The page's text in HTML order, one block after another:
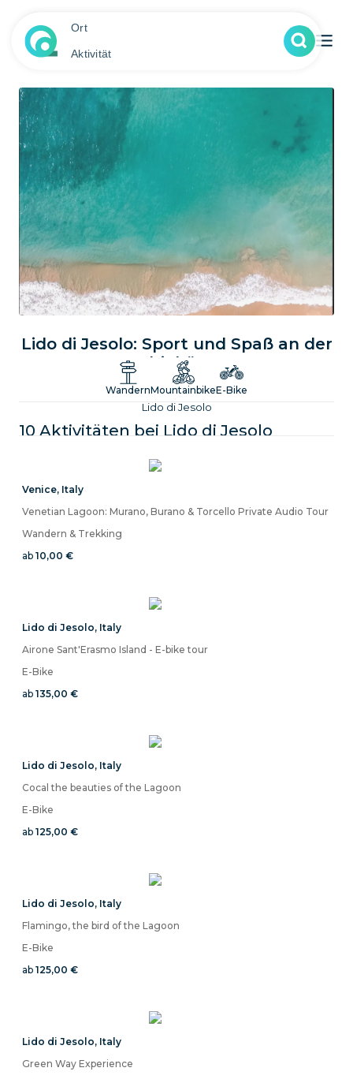
Ort
Aktivität
Lido di Jesolo: Sport und Spaß an der
Adriaküste
Entdecke spannende Touren, Unterricht und Verleih rund um
Lido di Jesolo
WandernMountainbikeE-Bike
10 Aktivitäten bei Lido di Jesolo
Venice, Italy
Venetian Lagoon: Murano, Burano & Torcello Private Audio Tour
Wandern & Trekking
ab 10,00 €
Lido di Jesolo, Italy
Airone Sant'Erasmo Island - E-bike tour
E-Bike
ab 135,00 €
Lido di Jesolo, Italy
Cocal the beauties of the Lagoon
E-Bike
ab 125,00 €
Lido di Jesolo, Italy
Flamingo, the bird of the Lagoon
E-Bike
ab 125,00 €
Lido di Jesolo, Italy
Green Way Experience